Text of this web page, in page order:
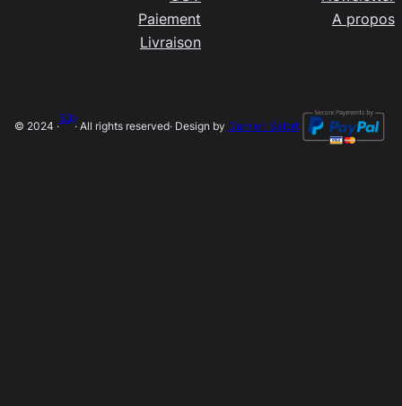
Paiement
Livraison
A propos
© 2024 ·
SLip
· All rights reserved· Design by Damien Salort